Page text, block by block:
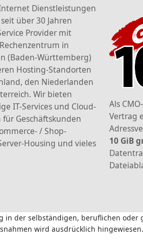
Dienstleistungen
über 30 Jahren
Provider mit
in
(Baden-Württemberg)
Hosting-Standorten
den Niederlanden
Wir bieten
IT-Services und Cloud-
für Geschäftskunden
/ Shop-
Housing und vieles
Als
Vertrag
10 GiB
der selbständigen, beruflichen oder
wird ausdrücklich